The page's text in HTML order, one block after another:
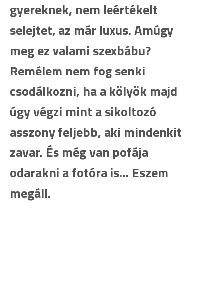
gyereknek, nem leértékelt
selejtet, az már luxus. Amúgy
meg ez valami szexbábu?
Remélem nem fog senki
csodálkozni, ha a kölyök majd
úgy végzi mint a sikoltozó
asszony feljebb, aki mindenkit
zavar. És még van pofája
odarakni a fotóra is… Eszem
megáll.